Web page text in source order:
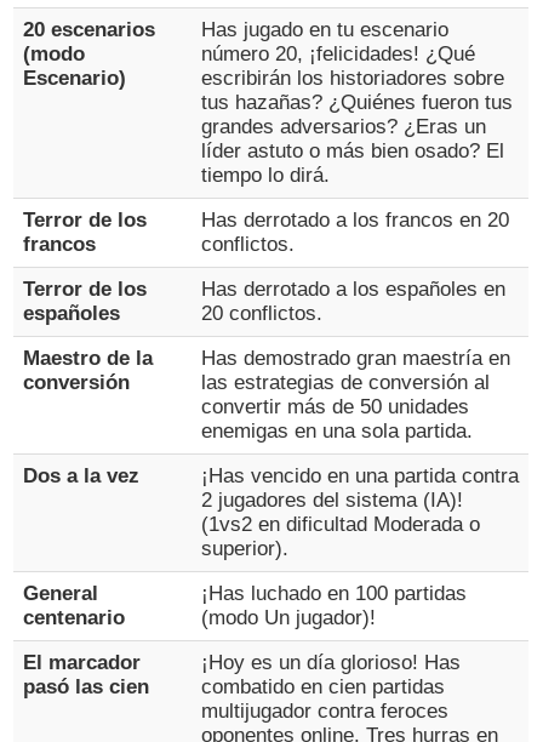
20 escenarios
(modo
Escenario)
Has jugado en tu escenario
número 20, ¡felicidades! ¿Qué
escribirán los historiadores sobre
tus hazañas? ¿Quiénes fueron tus
grandes adversarios? ¿Eras un
líder astuto o más bien osado? El
tiempo lo dirá.
Terror de los
francos
Has derrotado a los francos en 20
conflictos.
Terror de los
españoles
Has derrotado a los españoles en
20 conflictos.
Maestro de la
conversión
Has demostrado gran maestría en
las estrategias de conversión al
convertir más de 50 unidades
enemigas en una sola partida.
Dos a la vez
¡Has vencido en una partida contra
2 jugadores del sistema (IA)!
(1vs2 en dificultad Moderada o
superior).
General
centenario
¡Has luchado en 100 partidas
(modo Un jugador)!
El marcador
pasó las cien
¡Hoy es un día glorioso! Has
combatido en cien partidas
multijugador contra feroces
oponentes online. Tres hurras en